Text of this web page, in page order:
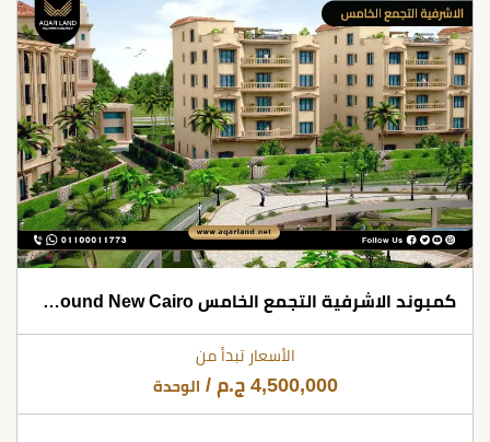
كمبوند الاشرفية التجمع الخامس Ashrafieh Compound New Cairo
الأسعار تبدأ من
4,500,000 ج.م / الوحدة